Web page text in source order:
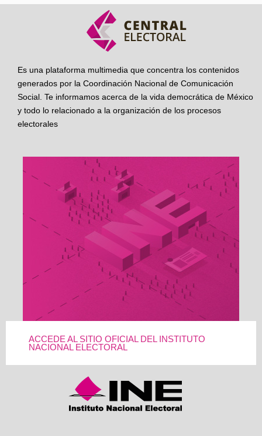
Es una plataforma multimedia que concentra los contenidos
generados por la Coordinación Nacional de Comunicación
Social. Te informamos acerca de la vida democrática de México
y todo lo relacionado a la organización de los procesos
electorales
ACCEDE AL SITIO OFICIAL DEL INSTITUTO
NACIONAL ELECTORAL